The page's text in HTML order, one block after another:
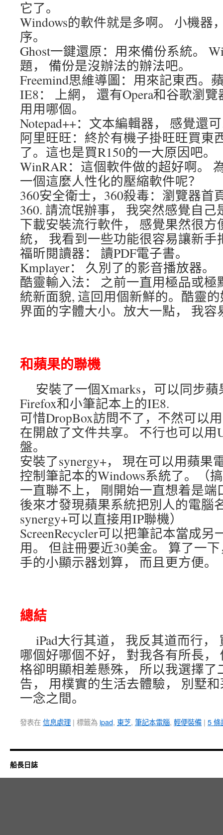
它了。
Windows的軟件就是多啊。 小機器
序。
Ghost一鍵還原：用來備份系統。
題， 備份是沒辦法的辦法吧。
Freemind思維導圖：用來記東西。
IE8： 上網， 還有Opera和谷歌瀏
用用哪個。
Notepad++：文本編輯器， 感覺還
阿里旺旺：終於有機子掛旺旺買東
了。這也是買R150的一大原因吧。
WinRAR：這個軟件做的超好啊。
一個這麼人性化的壓縮軟件呢？
360安全衛士，360殺毒：瀏覽器首
360. 請流氓辦事， 我突然感覺自己
下載安裝流行軟件， 感覺果然很
統， 我看到一些功能很容易讓新手
福昕閱讀器： 讀PDF電子書。
Kmplayer： 久別了的影音播放器。
酷靈輸入法： 之前一直用極品或極
統新面貌, 這回用個新鮮的。酷靈
界面的字體大小。放大一點， 我容
和蘋果的聯機
安裝了一個Xmarks，可以同步蘋
Firefox和小筆記本上的IE8.
可惜DropBox訪問不了，不然可以
在開啟了文件共享。 不行也可以用
盤。
安裝了synergy+， 現在可以用蘋果
控制筆記本的Windows系統了。（
一直聯不上， 剛開始一直想着是端
後來才發現蘋果系統把別人的電腦
synergy+可以直接用IP聯機）
ScreenRecycler可以把筆記本當成
用。 但註冊要近30美金。 算了一
手的小顯示器划算， 而且更方便。
總結
iPad大行其道， 我反其道而行
哪個好哪個不好， 對我各有所長，
格卻明顯相差懸殊， 所以我選擇了
告， 用樸實的生活去體驗， 別墅
一念之間。
發表在信息處理 | 標籤為ipad, 東芝, 筆記本電腦, 輕便裝備 | 5 條
船長日誌